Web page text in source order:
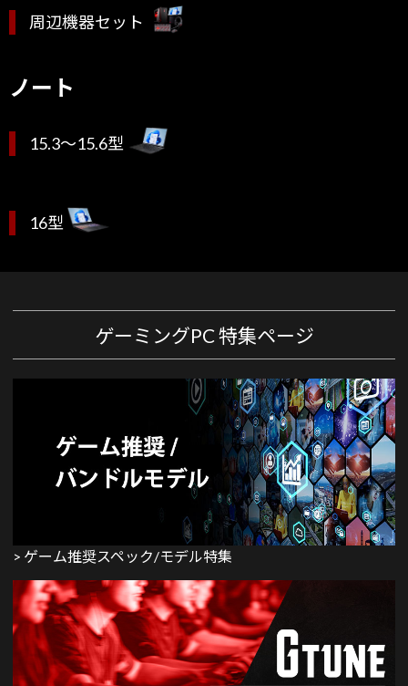
周辺機器セット
ノート
15.3～15.6型
16型
ゲーミングPC 特集ページ
> ゲーム推奨スペック/モデル特集